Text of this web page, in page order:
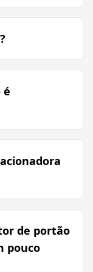
é
de portão
pouco